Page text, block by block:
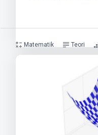
Matematik Teori